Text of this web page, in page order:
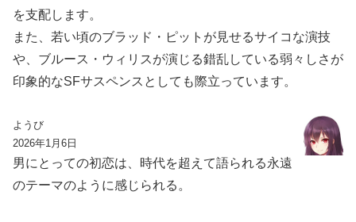
を支配します。
また、若い頃のブラッド・ピットが見せるサイコな演技
や、ブルース・ウィリスが演じる錯乱している弱々しさが
印象的なSFサスペンスとしても際立っています。
ようび
2026年1月6日
男にとっての初恋は、時代を超えて語られる永遠
のテーマのように感じられる。